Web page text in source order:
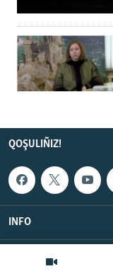
QOŞULIÑIZ!
INFO